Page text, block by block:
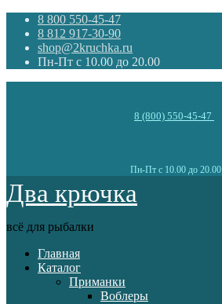
8 800 550-45-47
8 812 917-30-90
shop@2kruchka.ru
Пн-Пт с 10.00 до 20.00
8 (800) 550-45-47
Пн-Пт с 10.00 до 20.00
Два крючка
всё для рыбалки
Главная
Каталог
Приманки
Воблеры